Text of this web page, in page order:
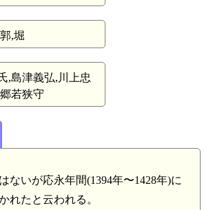
,堀
,島津義弘,川上忠
若狭守
ないが応永年間(1394年〜1428年)に
れたと云われる。